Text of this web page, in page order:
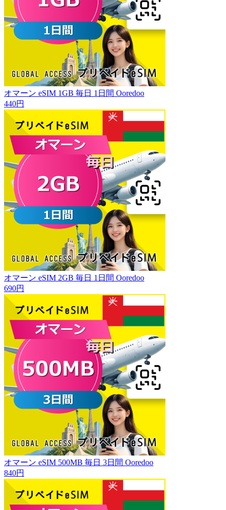
オマーン eSIM 1GB 毎日 1日間 Ooredoo
440円
オマーン eSIM 2GB 毎日 1日間 Ooredoo
690円
オマーン eSIM 500MB 毎日 3日間 Ooredoo
840円